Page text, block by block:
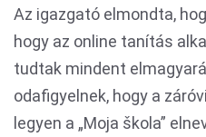
Az igazgató elmondta,
hogy az online tanítás
tudtak mindent
odafigyelnek, hogy a
legyen a „Moja škola”